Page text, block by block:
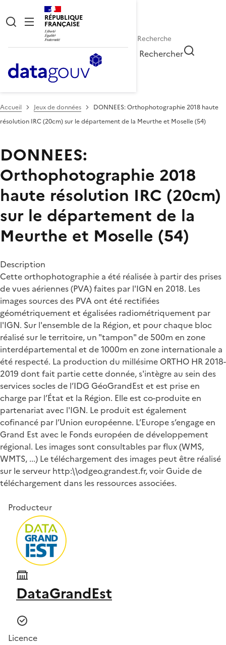
RÉPUBLIQUE
FRANÇAISE
Rechercher
Accueil Jeux de données
DONNEES: Orthophotographie 2018 haute
résolution IRC (20cm) sur le département de la Meurthe et Moselle (54)
DONNEES:
Orthophotographie 2018
haute résolution IRC (20cm)
sur le département de la
Meurthe et Moselle (54)
Description
Cette orthophotographie a été réalisée à partir des prises
de vues aériennes (PVA) faites par l'IGN en 2018. Les
images sources des PVA ont été rectifiées
géométriquement et égalisées radiométriquement par
l'IGN. Sur l'ensemble de la Région, et pour chaque bloc
réalisé sur le territoire, un "tampon" de 500m en zone
interdépartemental et de 1000m en zone internationale a
été respecté. La production du millésime ORTHO HR 2018-
2019 dont fait partie cette donnée, s'intègre au sein des
services socles de l’IDG GéoGrandEst et est prise en
charge par l’État et la Région. Elle est co-produite en
partenariat avec l'IGN. Le produit est également
cofinancé par l’Union européenne. L’Europe s’engage en
Grand Est avec le Fonds européen de développement
régional. Les images sont consultables par flux (WMS,
WMTS, ...) Le téléchargement des images peut être réalisé
sur le serveur http:\\odgeo.grandest.fr, voir Guide de
téléchargement dans les ressources associées.
Producteur
DataGrandEst
Licence